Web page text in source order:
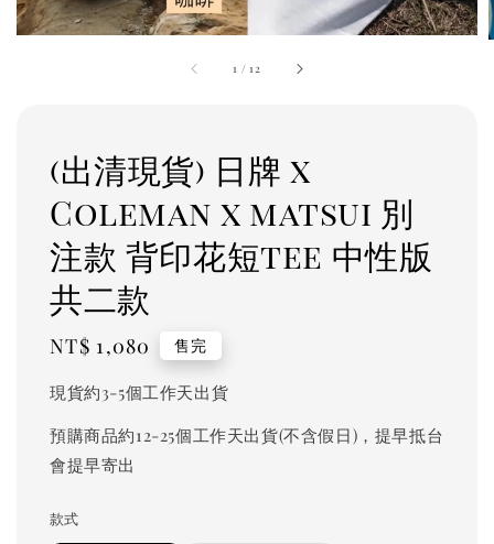
1 /12
(出清現貨) 日牌 x
Coleman x matsui 別
注款 背印花短tee 中性版
共二款
Regular
NT$ 1,080 售完
現貨約3-5個工作天出貨
預購商品約12-25個工作天出貨(不含假日)，提早抵台
會提早寄出
款式